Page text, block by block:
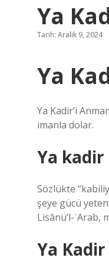
Ya
Tarih: Aralık 9, 2024
Ya
Ya Kadir’i
imanla dolar.
Ya
Sözlükte
şeye gücü
Lisânü’l-ʿArab,
Ya